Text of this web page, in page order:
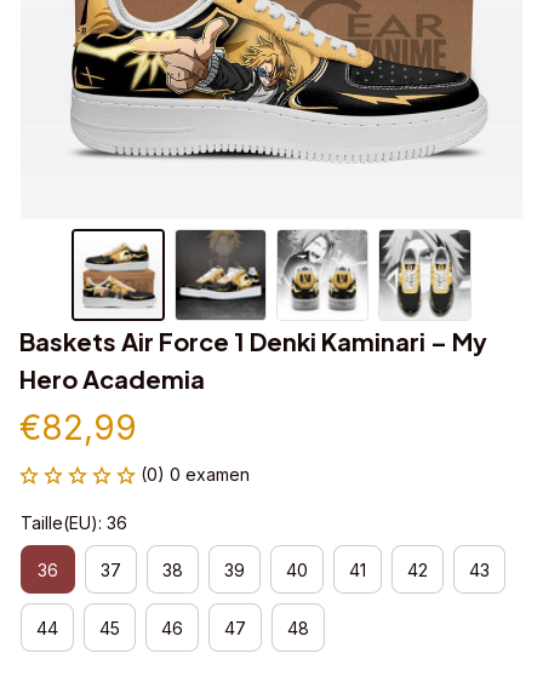
Baskets Air Force 1 Denki Kaminari – My
Hero Academia
€82,99
(0) 0 examen
Taille(EU): 36
36 37 38 39 40 41 42 43
44 45 46 47 48